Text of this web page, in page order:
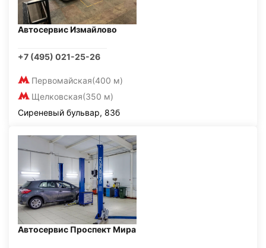
Автосервис Измайлово
+7 (495) 021-25-26
Первомайская(400 м)
Щелковская(350 м)
Сиреневый бульвар, 83б
Автосервис Проспект Мира